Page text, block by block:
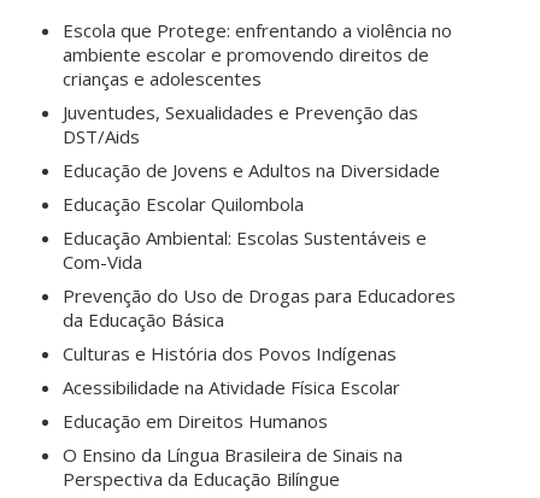
Escola que Protege: enfrentando a violência no
ambiente escolar e promovendo direitos de
crianças e adolescentes
Juventudes, Sexualidades e Prevenção das
DST/Aids
Educação de Jovens e Adultos na Diversidade
Educação Escolar Quilombola
Educação Ambiental: Escolas Sustentáveis e
Com-Vida
Prevenção do Uso de Drogas para Educadores
da Educação Básica
Culturas e História dos Povos Indígenas
Acessibilidade na Atividade Física Escolar
Educação em Direitos Humanos
O Ensino da Língua Brasileira de Sinais na
Perspectiva da Educação Bilíngue